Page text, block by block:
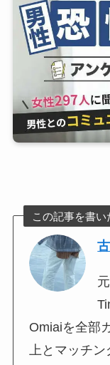
この記事を書い
Omiaiを全部
上とマッチン